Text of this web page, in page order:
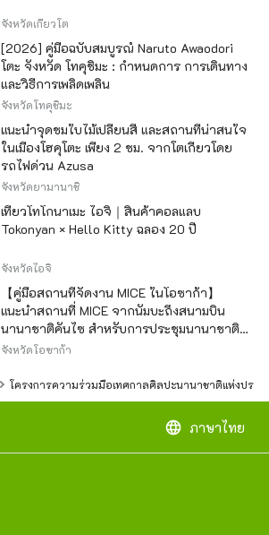
จังหวัดเกียวโต
[2026] คู่มือฉบับสมบูรณ์ Naruto Awaodori
โตะ จังหวัด โทคุชิมะ : กำหนดการ การเดินทาง
และวิธีการเพลิดเพลิน
จังหวัดโทคุชิมะ
แนะนำจุดชมใบไม้เปลี่ยนสี และสถานที่น่าสนใจ
ในเมืองโฮคุโตะ เพียง 2 ชม. จากโตเกียวโดย
รถไฟด่วน Azusa
จังหวัดยามานาชิ
เที่ยวโทโกนาเมะ ไอจิ｜สินค้าคอลแลบ
Tokonyan × Hello Kitty ฉลอง 20 ปี
จังหวัดไอจิ
【คู่มือสถานที่จัดงาน MICE ในโอซาก้า】
แนะนำสถานที่ MICE จากนัมบะถึงสนามบิน
นานาชาติคันไซ สำหรับการประชุมนานาชาติ
และกิจกรรมองค์กร
จังหวัดโอซาก้า
โครงการความร่วมมือเทศกาลศิลปะนานาชาติแห่งประเ
language ภาษาไทย